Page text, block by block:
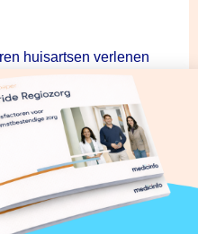
huisartsen verlenen
Nederland en
achterwacht arts,
en geven direct
wanneer